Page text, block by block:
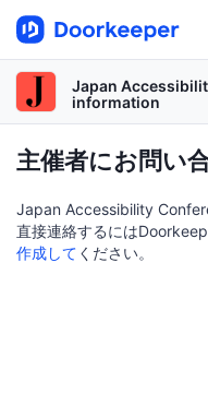
Japan
information
主催者にお問い
Japan Accessibility
直接連絡するには
作成して ください。